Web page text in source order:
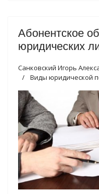
Абонентское
юридических
Санковский Игорь
Виды юридической